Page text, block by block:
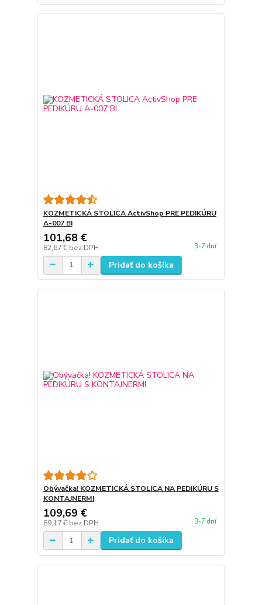
KOZMETICKÁ STOLICA ActivShop PRE PEDIKÚRU
A-007 BI
101,68 €
82,67 € bez DPH 3-7 dní
Pridať do košíka
Obývačka! KOZMETICKÁ STOLICA NA PEDIKÚRU S
KONTAJNERMI
109,69 €
89,17 € bez DPH 3-7 dní
Pridať do košíka